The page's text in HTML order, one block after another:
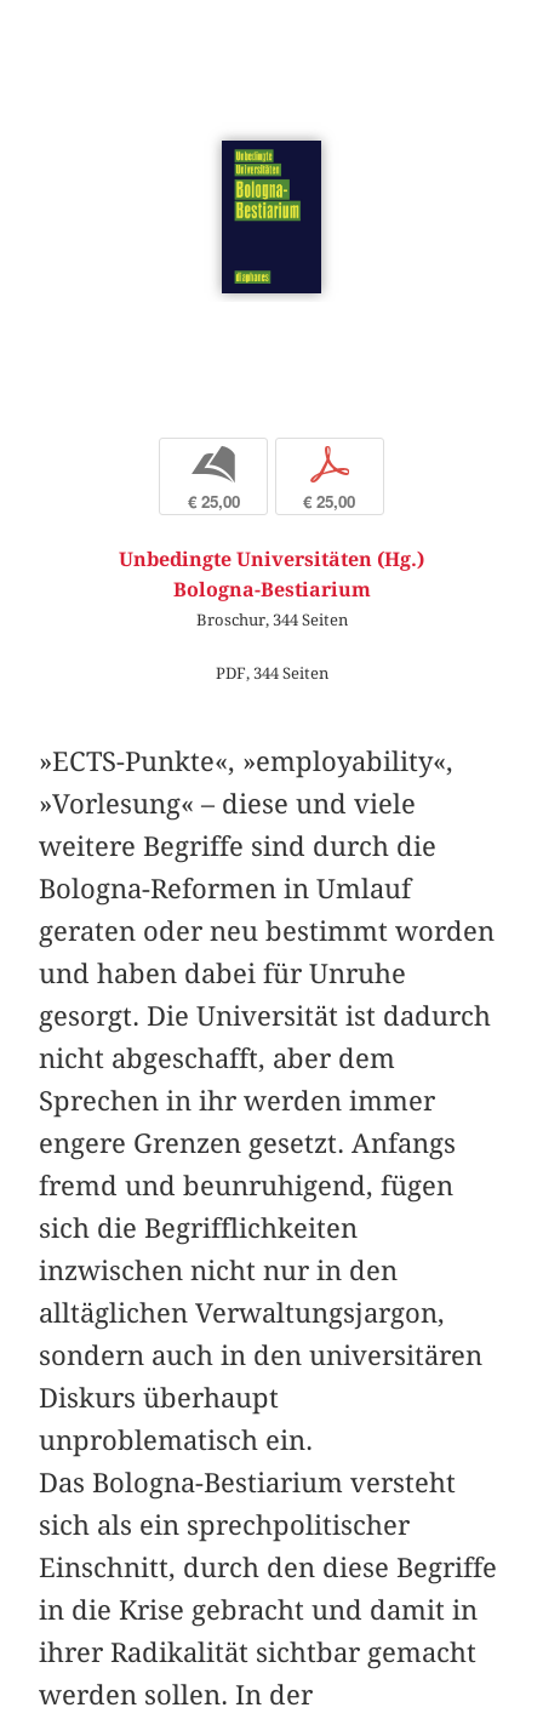
b
€ 25,00
p
€ 25,00
Unbedingte Universitäten (Hg.)
Bologna-Bestiarium
Broschur, 344 Seiten
PDF, 344 Seiten
»ECTS-Punkte«, »employability«,
»Vorlesung« – diese und viele
weitere Begriffe sind durch die
Bologna-Reformen in Umlauf
geraten oder neu bestimmt worden
und haben dabei für Unruhe
gesorgt. Die Universität ist dadurch
nicht abgeschafft, aber dem
Sprechen in ihr werden immer
engere Grenzen gesetzt. Anfangs
fremd und beunruhigend, fügen
sich die Begrifflichkeiten
inzwischen nicht nur in den
alltäglichen Verwaltungsjargon,
sondern auch in den universitären
Diskurs überhaupt
unproblematisch ein.
Das Bologna-Bestiarium versteht
sich als ein sprechpolitischer
Einschnitt, durch den diese Begriffe
in die Krise gebracht und damit in
ihrer Radikalität sichtbar gemacht
werden sollen. In der